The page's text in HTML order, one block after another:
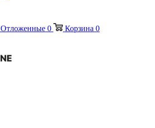
Отложенные 0 Корзина 0